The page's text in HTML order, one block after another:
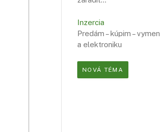
Inzercia
Predám – kúpim –
a elektroniku
NOVÁ TÉMA